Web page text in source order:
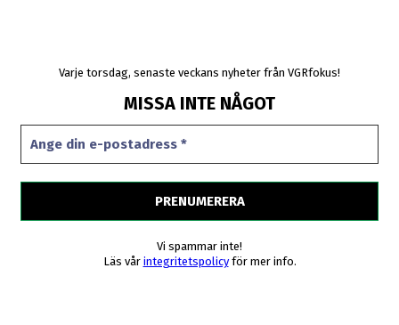
Varje torsdag, senaste veckans nyheter från VGRfokus!
MISSA INTE NÅGOT
Vi spammar inte!
Läs vår integritetspolicyför mer info.